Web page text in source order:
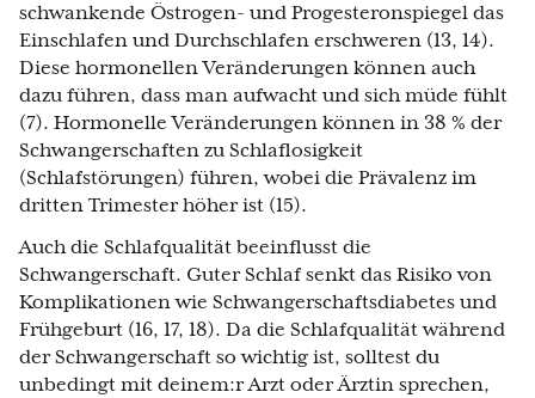
schwankende Östrogen- und Progesteronspiegel das
Einschlafen und Durchschlafen erschweren (13, 14).
Diese hormonellen Veränderungen können auch
dazu führen, dass man aufwacht und sich müde fühlt
(7). Hormonelle Veränderungen können in 38 % der
Schwangerschaften zu Schlaflosigkeit
(Schlafstörungen) führen, wobei die Prävalenz im
dritten Trimester höher ist (15).
Auch die Schlafqualität beeinflusst die
Schwangerschaft. Guter Schlaf senkt das Risiko von
Komplikationen wie Schwangerschaftsdiabetes und
Frühgeburt (16, 17, 18). Da die Schlafqualität während
der Schwangerschaft so wichtig ist, solltest du
unbedingt mit deinem:r Arzt oder Ärztin sprechen,